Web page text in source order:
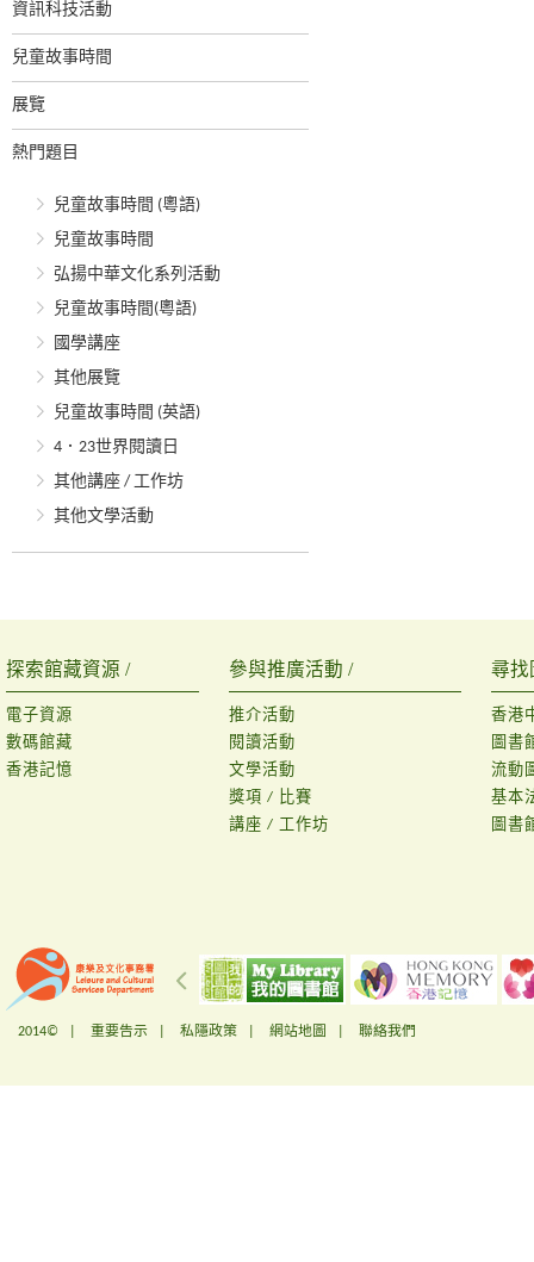
資訊科技活動
兒童故事時間
展覽
熱門題目
兒童故事時間 (粵語)
兒童故事時間
弘揚中華文化系列活動
兒童故事時間(粵語)
國學講座
其他展覽
兒童故事時間 (英語)
4．23世界閱讀日
其他講座 / 工作坊
其他文學活動
探索館藏資源 /
電子資源
數碼館藏
香港記憶
參與推廣活動 /
推介活動
閱讀活動
文學活動
獎項 / 比賽
講座 / 工作坊
尋找
香港
圖書
流動
基本
圖書
2014© | 重要告示 私隱政策 網站地圖 聯絡我們